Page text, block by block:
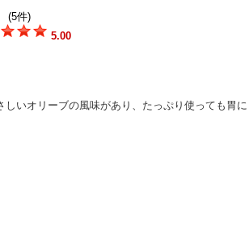
(5件)
5.00
いオリーブの風味があり、たっぷり使っても胃に